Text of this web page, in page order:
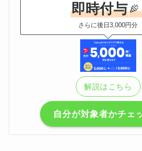
即時付与
さらに後日3,000円分
解説はこちら
自分が対象者かチェ